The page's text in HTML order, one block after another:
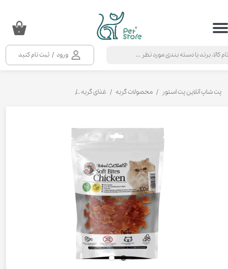
ورود / ثبت نام کنید
حساب کاربری من
خروج از حساب کاربری
۰
پت شاپ آنلاین پت استور محصولات گربه غذای گربه